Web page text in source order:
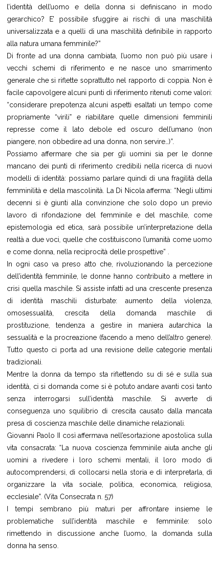
l’identità dell’uomo e della donna si definiscano in modo
gerarchico? E’ possibile sfuggire ai rischi di una maschilità
universalizzata e a quelli di una maschilità definibile in rapporto
alla natura umana femminile?”
Di fronte ad una donna cambiata, l’uomo non può più usare i
vecchi schemi di riferimento e ne nasce uno smarrimento
generale che si riflette soprattutto nel rapporto di coppia. Non è
facile capovolgere alcuni punti di riferimento ritenuti come valori:
“considerare prepotenza alcuni aspetti esaltati un tempo come
propriamente “virili” e riabilitare quelle dimensioni femminili
represse come il lato debole ed oscuro dell’umano (non
piangere, non obbedire ad una donna, non servire…)”.
Possiamo affermare che sia per gli uomini sia per le donne
mancano dei punti di riferimento credibili nella ricerca di nuovi
modelli di identità: possiamo parlare quindi di una fragilità della
femminilità e della mascolinità. La Di Nicola afferma: “Negli ultimi
decenni si è giunti alla convinzione che solo dopo un previo
lavoro di rifondazione del femminile e del maschile, come
epistemologia ed etica, sarà possibile un’interpretazione della
realtà a due voci, quelle che costituiscono l’umanità come uomo
e come donna, nella reciprocità delle prospettive” .
In ogni caso va preso atto che, rivoluzionando la percezione
dell’identità femminile, le donne hanno contribuito a mettere in
crisi quella maschile. Si assiste infatti ad una crescente presenza
di identità maschili disturbate: aumento della violenza,
omosessualità, crescita della domanda maschile di
prostituzione, tendenza a gestire in maniera autarchica la
sessualità e la procreazione (facendo a meno dell’altro genere).
Tutto questo ci porta ad una revisione delle categorie mentali
tradizionali.
Mentre la donna da tempo sta riflettendo su di sé e sulla sua
identità, ci si domanda come si è potuto andare avanti così tanto
senza interrogarsi sull’identità maschile. Si avverte di
conseguenza uno squilibrio di crescita causato dalla mancata
presa di coscienza maschile delle dinamiche relazionali.
Giovanni Paolo II così affermava nell’esortazione apostolica sulla
vita consacrata: “La nuova coscienza femminile aiuta anche gli
uomini a rivedere i loro schemi mentali, il loro modo di
autocomprendersi, di collocarsi nella storia e di interpretarla, di
organizzare la vita sociale, politica, economica, religiosa,
ecclesiale”. (Vita Consecrata n. 57)
I tempi sembrano più maturi per affrontare insieme le
problematiche sull’identità maschile e femminile: solo
rimettendo in discussione anche l’uomo, la domanda sulla
donna ha senso.